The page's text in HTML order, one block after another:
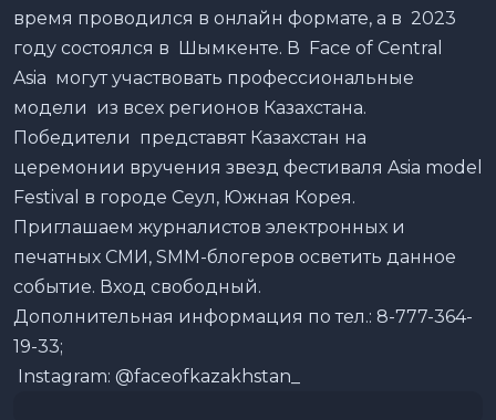
время проводился в онлайн формате, а в 2023
году состоялся в Шымкенте. В Face of Central
Asia могут участвовать профессиональные
модели из всех регионов Казахстана.
Победители представят Казахстан на
церемонии вручения звезд фестиваля Asia model
Festival в городе Сеул, Южная Корея.
Приглашаем журналистов электронных и
печатных СМИ, SMM-блогеров осветить данное
событие. Вход свободный.
Дополнительная информация по тел.: 8-777-364-
19-33;
Instagram: @faceofkazakhstan_